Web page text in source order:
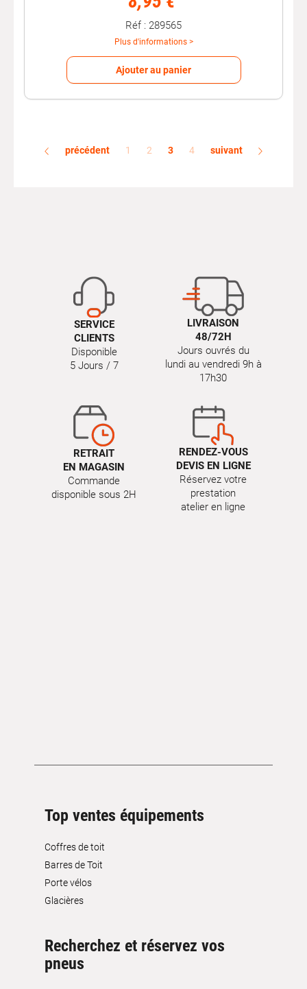
Réf : 289565
Plus d'informations >
Ajouter au panier
précédent 1 2 3 4 suivant
SERVICE
CLIENTS
Disponible
5 Jours / 7
LIVRAISON
48/72H
Jours ouvrés du
lundi au vendredi 9h à
17h30
RETRAIT
EN MAGASIN
Commande
disponible sous 2H
RENDEZ-VOUS
DEVIS EN LIGNE
Réservez votre
prestation
atelier en ligne
Top ventes équipements
Coffres de toit
Barres de Toit
Porte vélos
Glacières
Recherchez et réservez vos
pneus